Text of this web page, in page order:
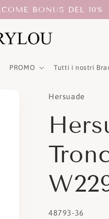
BONUS DEL 10%
PROMO Tutti i nostri
Hersuade
SKU:
48793-36